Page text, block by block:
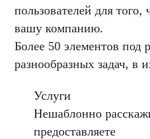
пользователей для
вашу компанию.
Более 50 элементов под
разнообразных задач, в
Услуги
Нешаблонно
предоставляете